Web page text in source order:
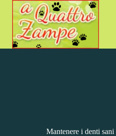
Salta
contenuto
Mantenere i denti